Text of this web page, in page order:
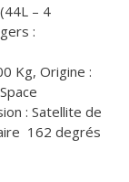
– 4
:
Kg, Origine :
: Satellite de
162 degrés